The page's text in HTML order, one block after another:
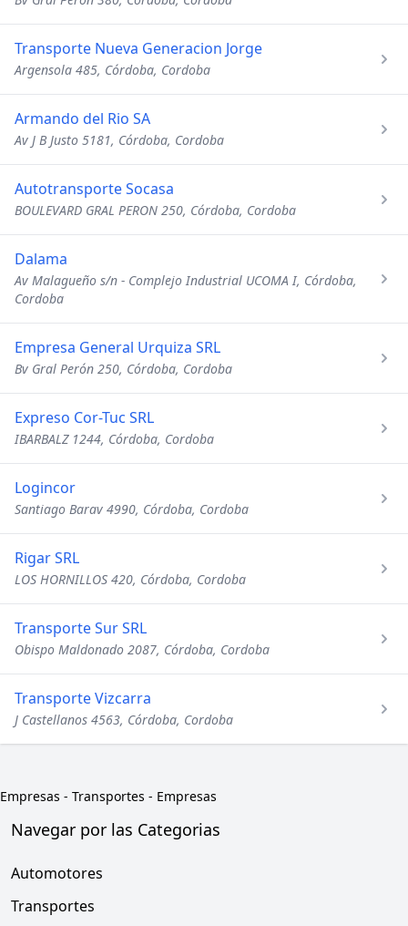
Transporte Nueva Generacion Jorge
Argensola 485, Córdoba, Cordoba
Armando del Rio SA
Av J B Justo 5181, Córdoba, Cordoba
Autotransporte Socasa
BOULEVARD GRAL PERON 250, Córdoba, Cordoba
Dalama
Av Malagueño s/n - Complejo Industrial UCOMA I, Córdoba,
Cordoba
Empresa General Urquiza SRL
Bv Gral Perón 250, Córdoba, Cordoba
Expreso Cor-Tuc SRL
IBARBALZ 1244, Córdoba, Cordoba
Logincor
Santiago Barav 4990, Córdoba, Cordoba
Rigar SRL
LOS HORNILLOS 420, Córdoba, Cordoba
Transporte Sur SRL
Obispo Maldonado 2087, Córdoba, Cordoba
Transporte Vizcarra
J Castellanos 4563, Córdoba, Cordoba
Empresas - Transportes - Empresas
Navegar por las Categorias
Automotores
Transportes